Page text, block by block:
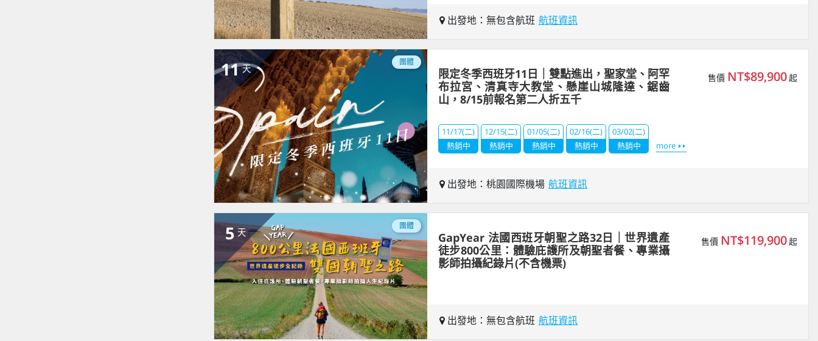
出發地：無包含航班 航班資訊
11 天
團體
限定冬季西班牙11日｜雙點進出，聖家堂、阿罕
布拉宮、清真寺大教堂、懸崖山城隆達、鋸齒
山，8/15前報名第二人折五千
售價 NT$89,900起
11/17(二)
熱銷中
12/15(二)
熱銷中
01/05(二)
熱銷中
02/16(二)
熱銷中
03/02(二)
熱銷中
more
出發地：桃園國際機場 航班資訊
5 天
團體
GapYear 法國西班牙朝聖之路32日｜世界遺產
徒步800公里：體驗庇護所及朝聖者餐、專業攝
影師拍攝紀錄片(不含機票)
售價 NT$119,900起
出發地：無包含航班 航班資訊